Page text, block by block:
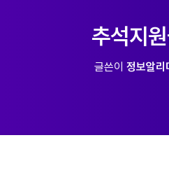
추석지
글쓴이 정보알리